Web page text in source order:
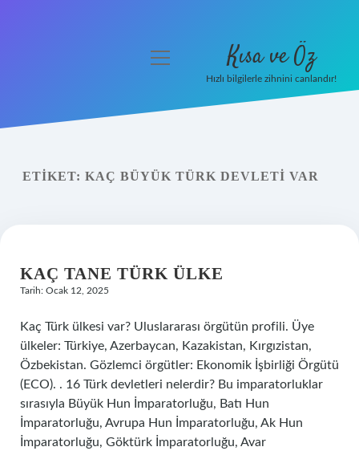
Yasal Uyarı
menüyü
Kısa ve Öz
Hızlı bilgilerle zihnini canlandır!
ETIKET: KAÇ BÜYÜK TÜRK DEVLETI VAR
KAÇ TANE TÜRK ÜLKE
Tarih: Ocak 12, 2025
Kaç Türk ülkesi var? Uluslararası örgütün profili. Üye
ülkeler: Türkiye, Azerbaycan, Kazakistan, Kırgızistan,
Özbekistan. Gözlemci örgütler: Ekonomik İşbirliği Örgütü
(ECO). . 16 Türk devletleri nelerdir? Bu imparatorluklar
sırasıyla Büyük Hun İmparatorluğu, Batı Hun
İmparatorluğu, Avrupa Hun İmparatorluğu, Ak Hun
İmparatorluğu, Göktürk İmparatorluğu, Avar